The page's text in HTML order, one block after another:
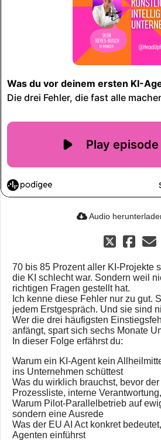
Audio
70 bis 85 Prozent aller KI-Projekte
die KI schlecht war. Sondern weil
richtigen Fragen gestellt hat.
Ich kenne diese Fehler nur zu gut.
jedem Erstgespräch. Und sie sind
Wer die drei häufigsten
anfängt, spart sich sechs Monate
In dieser Folge erfährst du:
Warum ein KI-Agent kein
ins Unternehmen schüttest
Was du wirklich brauchst, bevor
Prozessliste, interne
Warum Pilot-Parallelbetrieb auf
sondern eine Ausrede
Was der EU AI Act konkret
Agenten einführst